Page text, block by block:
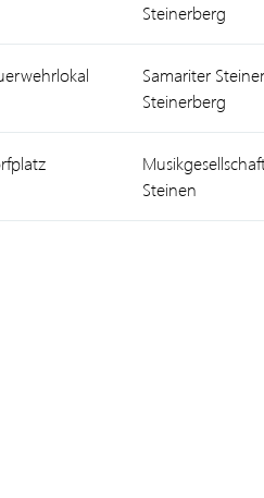
Steinerberg
Samariter
Steinerberg
Steinen